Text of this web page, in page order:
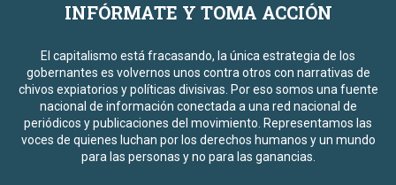
INFÓRMATE Y TOMA ACCIÓN
El capitalismo está fracasando, la única estrategia de los
gobernantes es volvernos unos contra otros con narrativas de
chivos expiatorios y políticas divisivas. Por eso somos una fuente
nacional de información conectada a una red nacional de
periódicos y publicaciones del movimiento. Representamos las
voces de quienes luchan por los derechos humanos y un mundo
para las personas y no para las ganancias.